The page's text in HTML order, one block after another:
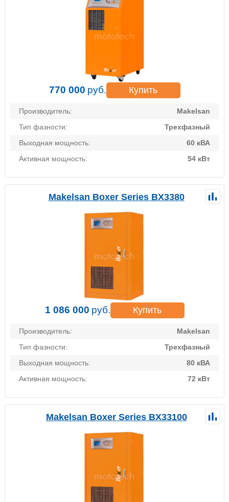
770 000 руб. Купить
Производитель:
Makelsan
Тип фазности:
Трехфазный
Выходная мощность:
60 кВА
Активная мощность:
54 кВт
Makelsan Boxer Series BX3380
1 086 000 руб. Купить
Производитель:
Makelsan
Тип фазности:
Трехфазный
Выходная мощность:
80 кВА
Активная мощность:
72 кВт
Makelsan Boxer Series BX33100